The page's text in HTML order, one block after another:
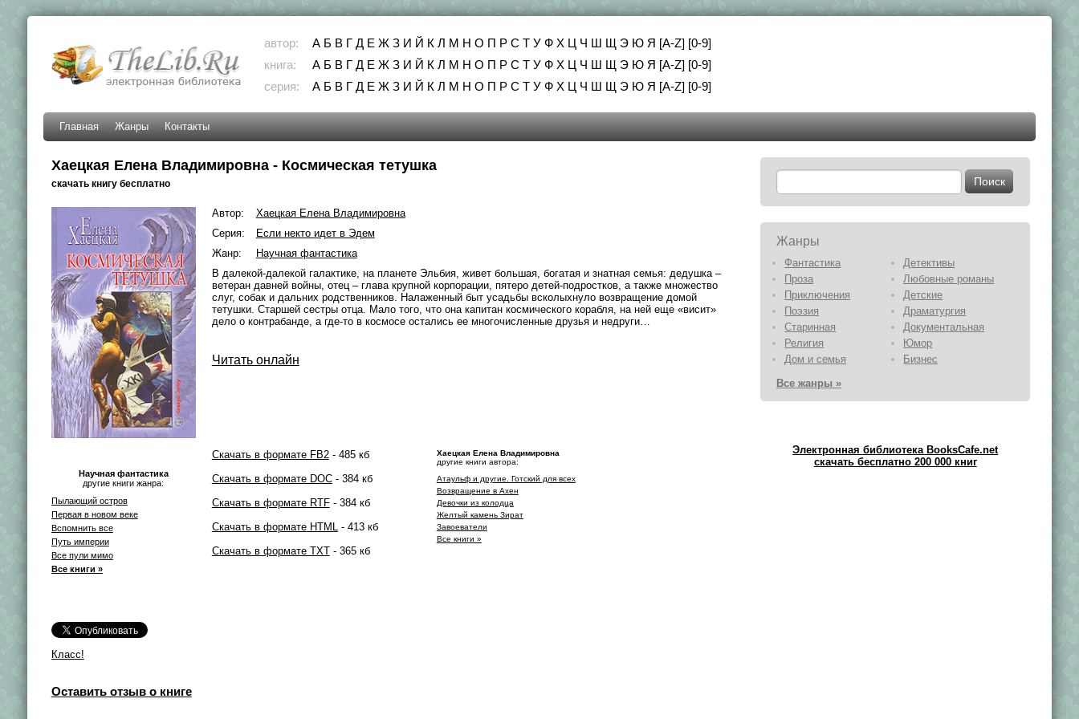
автор: А Б В Г Д Е Ж З И Й К Л М Н О П Р С Т У Ф Х Ц Ч Ш Щ Э Ю Я [A-Z] [0-9]
книга:
А Б В Г Д Е Ж З И Й К Л М Н О П Р С Т У Ф Х Ц Ч Ш Щ Э Ю Я [A-Z] [0-9]
серия:
А Б В Г Д Е Ж З И Й К Л М Н О П Р С Т У Ф Х Ц Ч Ш Щ Э Ю Я [A-Z] [0-9]
Главная Жанры Контакты
Хаецкая Елена Владимировна - Космическая тетушка
скачать книгу бесплатно
Научная фантастика
другие книги жанра:
Пылающий остров
Первая в новом веке
Вспомнить все
Путь империи
Все пули мимо
Все книги »
Класс!
Автор:
Хаецкая Елена Владимировна
Серия:
Если некто идет в Эдем
Жанр:
Научная фантастика
В далекой-далекой галактике, на планете Эльбия, живет большая, богатая и знатная семья: дедушка –
ветеран давней войны, отец – глава крупной корпорации, пятеро детей-подростков, а также множество
слуг, собак и дальних родственников. Налаженный быт усадьбы всколыхнуло возвращение домой
тетушки. Старшей сестры отца. Мало того, что она капитан космического корабля, на ней еще «висит»
дело о контрабанде, а где-то в космосе остались ее многочисленные друзья и недруги…
Читать онлайн
Скачать в формате FB2- 485 кб
Скачать в формате DOC- 384 кб
Скачать в формате RTF- 384 кб
Скачать в формате HTML- 413 кб
Скачать в формате TXT- 365 кб
Хаецкая Елена Владимировна
другие книги автора:
Атаульф и другие. Готский для всех
Возвращение в Ахен
Девочки из колодца
Желтый камень Зират
Завоеватели
Все книги »
Оставить отзыв о книге
Жанры
Фантастика
Детективы
Проза
Любовные романы
Приключения
Детские
Поэзия
Драматургия
Старинная
Документальная
Религия
Юмор
Дом и семья
Бизнес
Все жанры »
Электронная библиотека BooksCafe.net
скачать бесплатно 200 000 книг